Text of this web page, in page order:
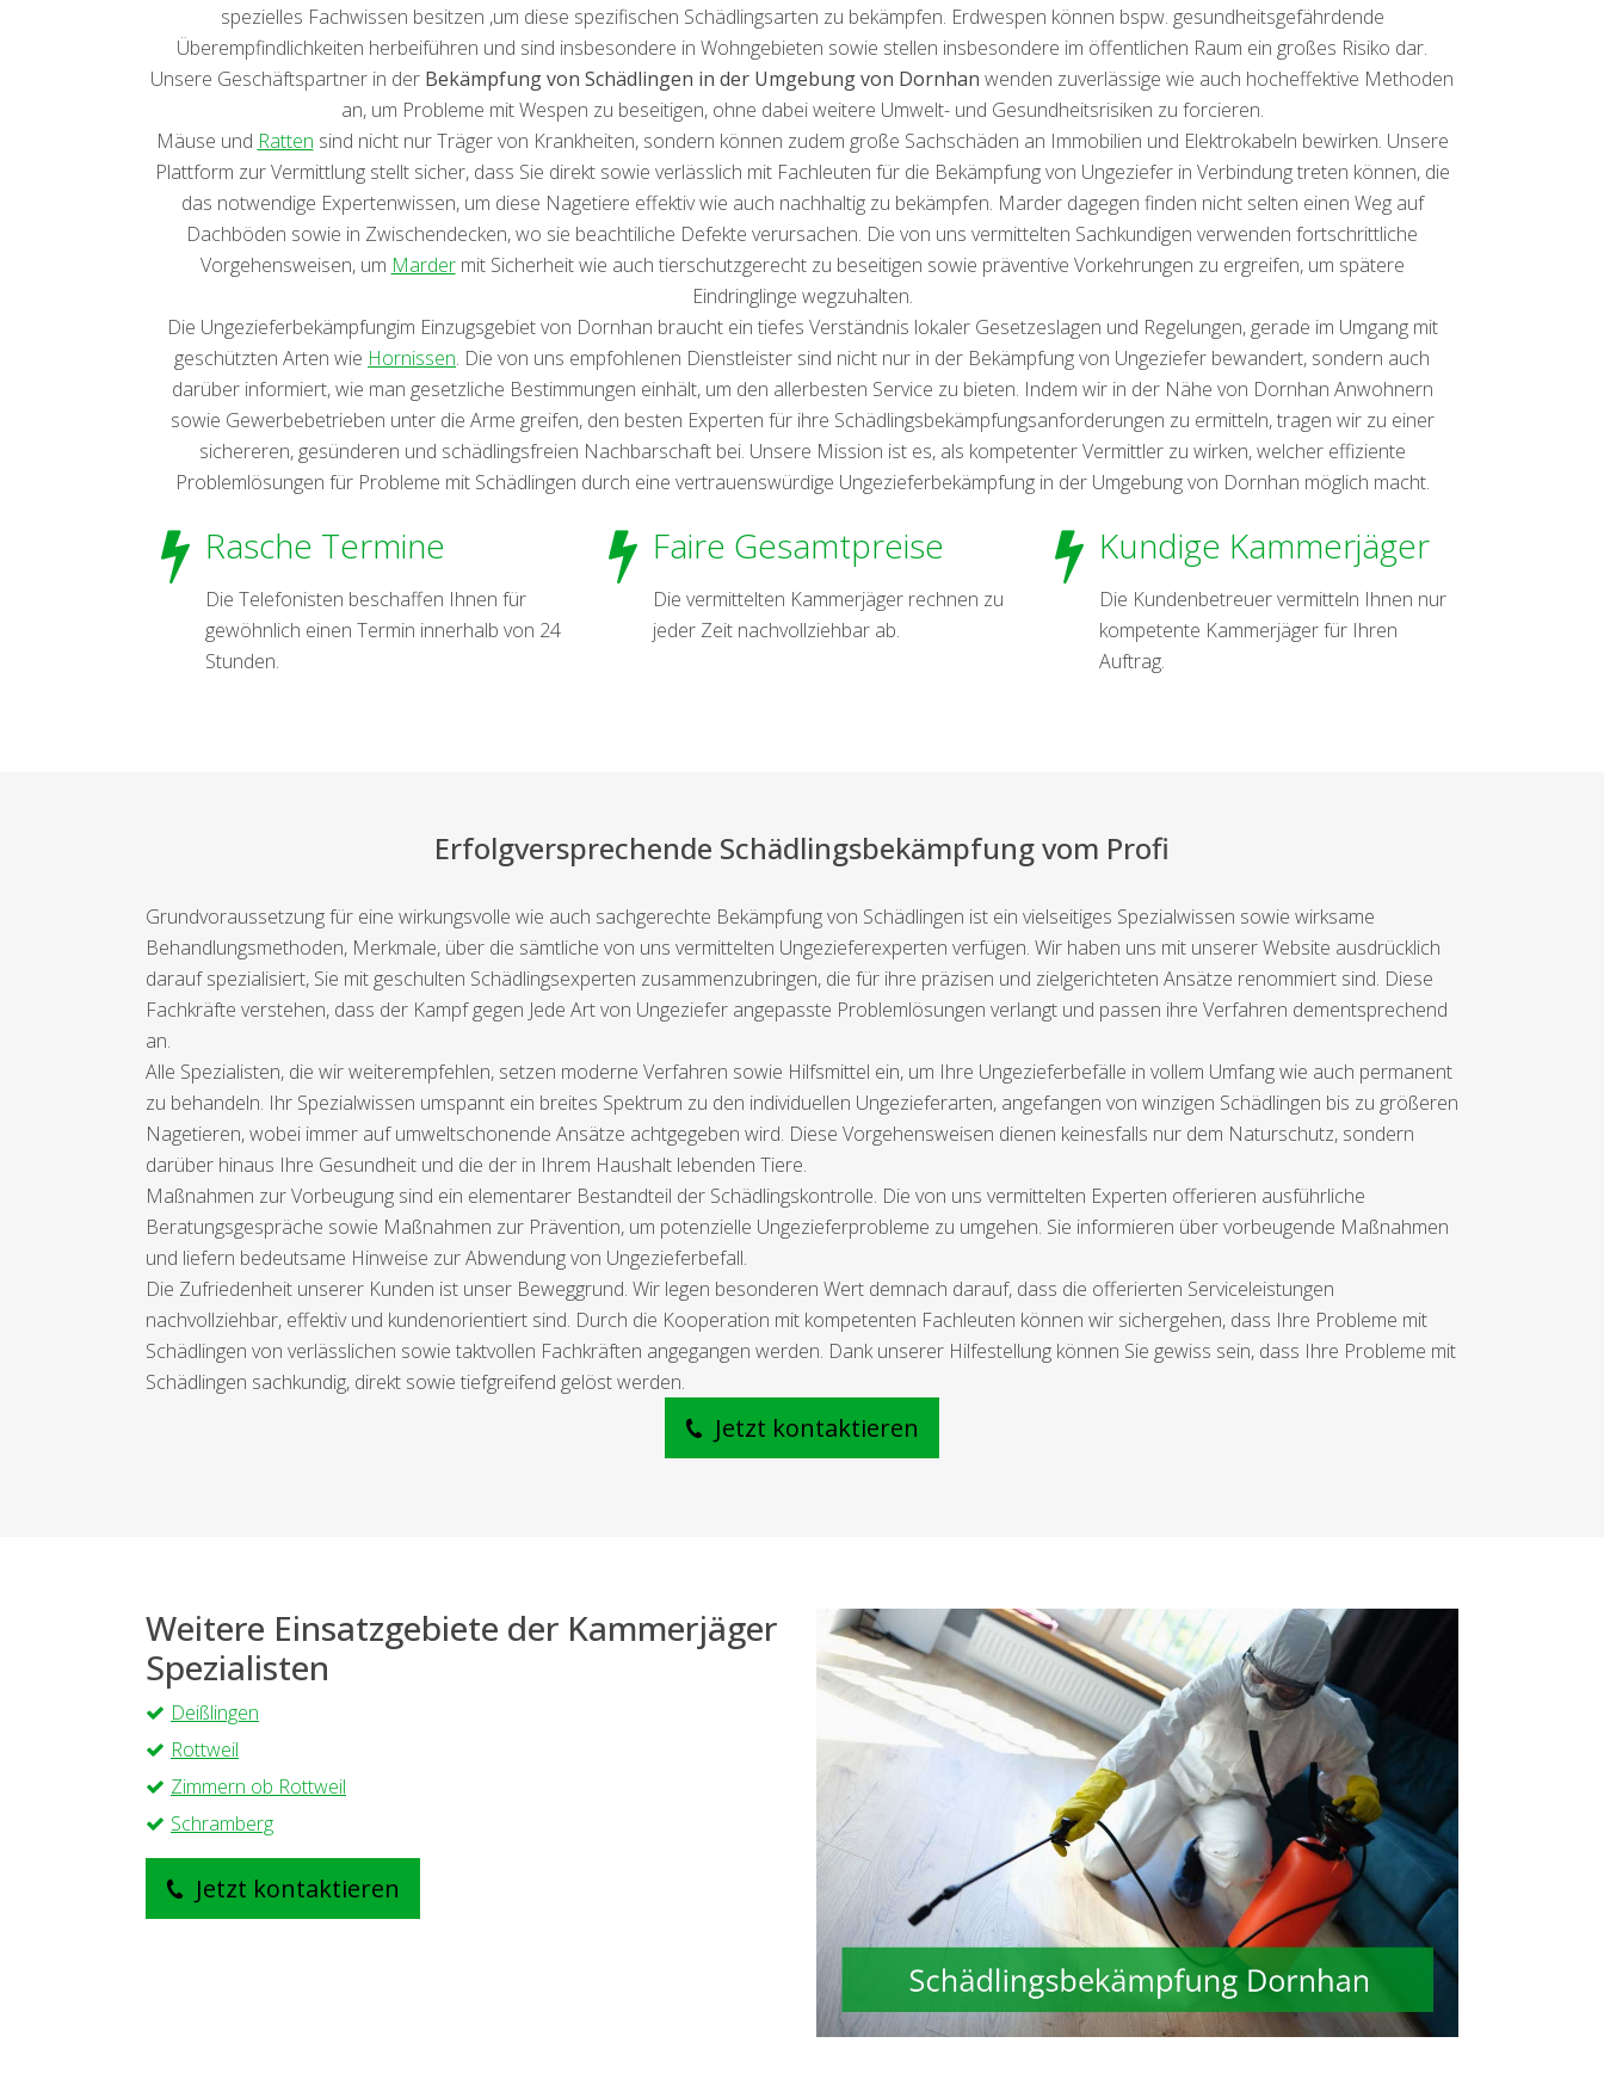
spezielles Fachwissen besitzen ,um diese spezifischen Schädlingsarten zu bekämpfen. Erdwespen können bspw. gesundheitsgefährdende
Überempfindlichkeiten herbeiführen und sind insbesondere in Wohngebieten sowie stellen insbesondere im öffentlichen Raum ein großes Risiko dar.
Unsere Geschäftspartner in der Bekämpfung von Schädlingen in der Umgebung von Dornhan wenden zuverlässige wie auch hocheffektive Methoden
an, um Probleme mit Wespen zu beseitigen, ohne dabei weitere Umwelt- und Gesundheitsrisiken zu forcieren.
Mäuse und Ratten sind nicht nur Träger von Krankheiten, sondern können zudem große Sachschäden an Immobilien und Elektrokabeln bewirken. Unsere
Plattform zur Vermittlung stellt sicher, dass Sie direkt sowie verlässlich mit Fachleuten für die Bekämpfung von Ungeziefer in Verbindung treten können, die
das notwendige Expertenwissen, um diese Nagetiere effektiv wie auch nachhaltig zu bekämpfen. Marder dagegen finden nicht selten einen Weg auf
Dachböden sowie in Zwischendecken, wo sie beachtiliche Defekte verursachen. Die von uns vermittelten Sachkundigen verwenden fortschrittliche
Vorgehensweisen, um Mardermit Sicherheit wie auch tierschutzgerecht zu beseitigen sowie präventive Vorkehrungen zu ergreifen, um spätere
Eindringlinge wegzuhalten.
Die Ungezieferbekämpfungim Einzugsgebiet von Dornhan braucht ein tiefes Verständnis lokaler Gesetzeslagen und Regelungen, gerade im Umgang mit
geschützten Arten wie Hornissen. Die von uns empfohlenen Dienstleister sind nicht nur in der Bekämpfung von Ungeziefer bewandert, sondern auch
darüber informiert, wie man gesetzliche Bestimmungen einhält, um den allerbesten Service zu bieten. Indem wir in der Nähe von Dornhan Anwohnern
sowie Gewerbebetrieben unter die Arme greifen, den besten Experten für ihre Schädlingsbekämpfungsanforderungen zu ermitteln, tragen wir zu einer
sichereren, gesünderen und schädlingsfreien Nachbarschaft bei. Unsere Mission ist es, als kompetenter Vermittler zu wirken, welcher effiziente
Problemlösungen für Probleme mit Schädlingen durch eine vertrauenswürdige Ungezieferbekämpfung in der Umgebung von Dornhan möglich macht.
Rasche Termine
Die Telefonisten beschaffen Ihnen für
gewöhnlich einen Termin innerhalb von 24
Stunden.
Faire Gesamtpreise
Die vermittelten Kammerjäger rechnen zu
jeder Zeit nachvollziehbar ab.
Kundige Kammerjäger
Die Kundenbetreuer vermitteln Ihnen nur
kompetente Kammerjäger für Ihren
Auftrag.
Erfolgversprechende Schädlingsbekämpfung vom Profi
Grundvoraussetzung für eine wirkungsvolle wie auch sachgerechte Bekämpfung von Schädlingen ist ein vielseitiges Spezialwissen sowie wirksame
Behandlungsmethoden, Merkmale, über die sämtliche von uns vermittelten Ungezieferexperten verfügen. Wir haben uns mit unserer Website ausdrücklich
darauf spezialisiert, Sie mit geschulten Schädlingsexperten zusammenzubringen, die für ihre präzisen und zielgerichteten Ansätze renommiert sind. Diese
Fachkräfte verstehen, dass der Kampf gegen Jede Art von Ungeziefer angepasste Problemlösungen verlangt und passen ihre Verfahren dementsprechend
an.
Alle Spezialisten, die wir weiterempfehlen, setzen moderne Verfahren sowie Hilfsmittel ein, um Ihre Ungezieferbefälle in vollem Umfang wie auch permanent
zu behandeln. Ihr Spezialwissen umspannt ein breites Spektrum zu den individuellen Ungezieferarten, angefangen von winzigen Schädlingen bis zu größeren
Nagetieren, wobei immer auf umweltschonende Ansätze achtgegeben wird. Diese Vorgehensweisen dienen keinesfalls nur dem Naturschutz, sondern
darüber hinaus Ihre Gesundheit und die der in Ihrem Haushalt lebenden Tiere.
Maßnahmen zur Vorbeugung sind ein elementarer Bestandteil der Schädlingskontrolle. Die von uns vermittelten Experten offerieren ausführliche
Beratungsgespräche sowie Maßnahmen zur Prävention, um potenzielle Ungezieferprobleme zu umgehen. Sie informieren über vorbeugende Maßnahmen
und liefern bedeutsame Hinweise zur Abwendung von Ungezieferbefall.
Die Zufriedenheit unserer Kunden ist unser Beweggrund. Wir legen besonderen Wert demnach darauf, dass die offerierten Serviceleistungen
nachvollziehbar, effektiv und kundenorientiert sind. Durch die Kooperation mit kompetenten Fachleuten können wir sichergehen, dass Ihre Probleme mit
Schädlingen von verlässlichen sowie taktvollen Fachkräften angegangen werden. Dank unserer Hilfestellung können Sie gewiss sein, dass Ihre Probleme mit
Schädlingen sachkundig, direkt sowie tiefgreifend gelöst werden.
Jetzt kontaktieren
Weitere Einsatzgebiete der Kammerjäger
Spezialisten
Deißlingen
Rottweil
Zimmern ob Rottweil
Schramberg
Jetzt kontaktieren